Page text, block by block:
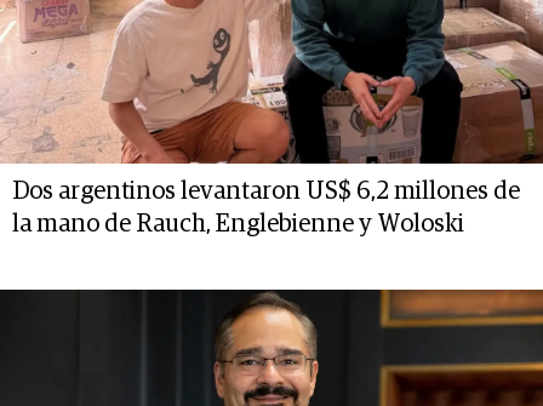
Dos argentinos levantaron US$ 6,2 millones de
la mano de Rauch, Englebienne y Woloski